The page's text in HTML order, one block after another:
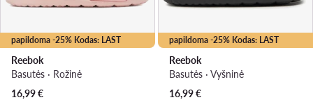
papildoma -25% Kodas: LAST
Reebok
Basutės · Rožinė
16,99€
papildoma -25% Kodas: LAST
Reebok
Basutės · Vyšninė
16,99€